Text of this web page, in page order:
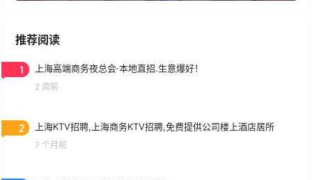
推荐阅读
1 上海高端商务夜总会·本地直招.生意爆好！
2 周前
2 上海KTV招聘,上海商务KTV招聘,免费提供公司楼上酒店居所
7 个月前